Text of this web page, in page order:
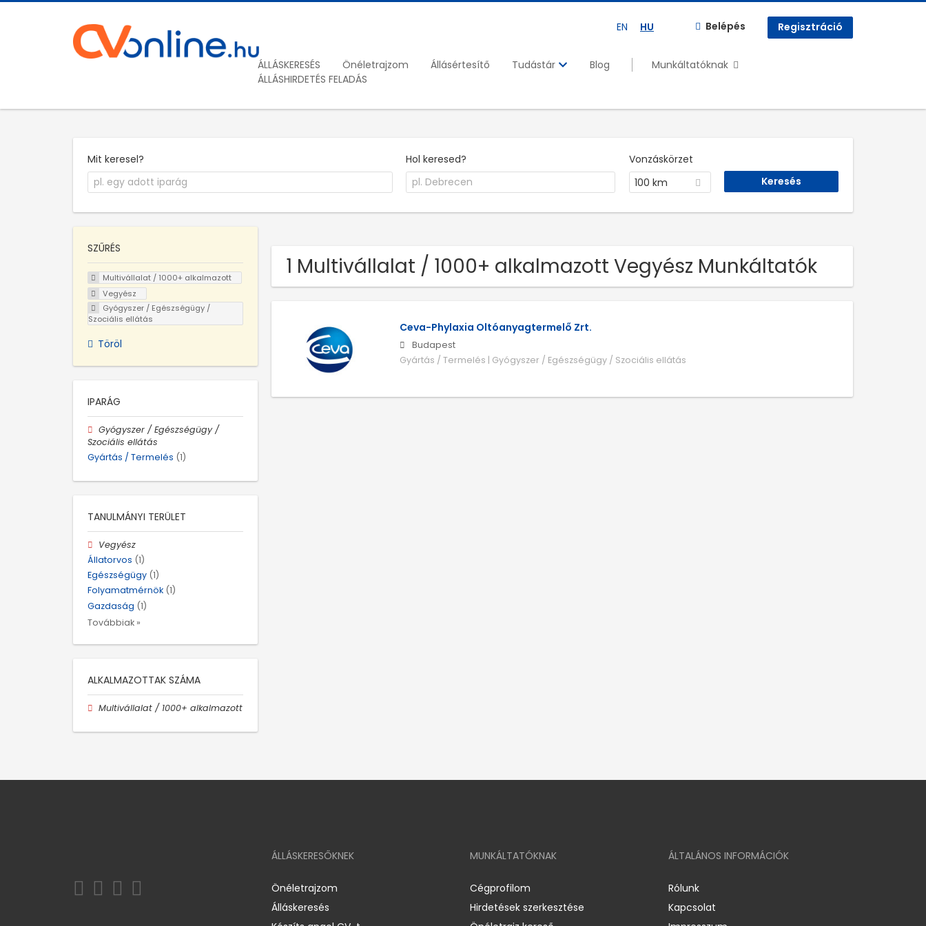
EN HU Belépés Regisztráció
ÁLLÁSKERESÉS Önéletrajzom Állásértesítő Tudástár Blog
Munkáltatóknak
ÁLLÁSHIRDETÉS FELADÁS
Mit keresel? Hol keresed?
Vonzáskörzet
100 km
1 Multivállalat / 1000+ alkalmazott Vegyész Munkáltatók
Ceva-Phylaxia Oltóanyagtermelő Zrt.
Budapest
Gyártás / Termelés | Gyógyszer / Egészségügy / Szociális ellátás
SZŰRÉS
Multivállalat / 1000+ alkalmazott
Vegyész
Gyógyszer / Egészségügy /
Szociális ellátás
Töröl
IPARÁG
Gyógyszer / Egészségügy /
Szociális ellátás
Gyártás / Termelés (1)
TANULMÁNYI TERÜLET
Vegyész
Állatorvos (1)
Egészségügy (1)
Folyamatmérnök (1)
Gazdaság (1)
Továbbiak »
ALKALMAZOTTAK SZÁMA
Multivállalat / 1000+ alkalmazott
ÁLLÁSKERESŐKNEK
Önéletrajzom
Álláskeresés
MUNKÁLTATÓKNAK
Cégprofilom
Hirdetések szerkesztése
ÁLTALÁNOS INFORMÁCIÓK
Rólunk
Kapcsolat